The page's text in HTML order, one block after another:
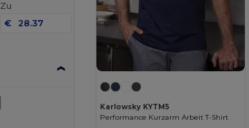
Zu
€
Karlowsky KYTM5
Performance Kurzarm Arbeit T-Shirt